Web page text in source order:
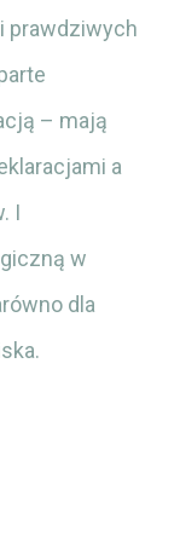
prawdziwych
– mają
a
I
w
dla